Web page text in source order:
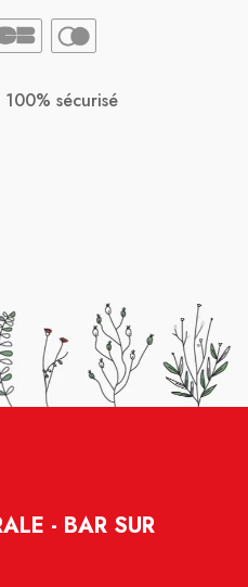
sécurisé
- BAR SUR